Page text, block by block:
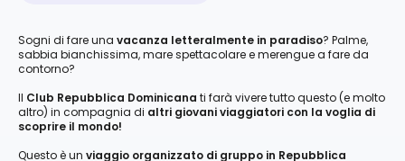
Sogni di fare una vacanza letteralmente in paradiso? Palme,
sabbia bianchissima, mare spettacolare e merengue a fare da
contorno?
Il Club Repubblica Dominicana ti farà vivere tutto questo (e molto
altro) in compagnia di altri giovani viaggiatori con la voglia di
scoprire il mondo!
Questo è un viaggio organizzato di gruppo in Repubblica